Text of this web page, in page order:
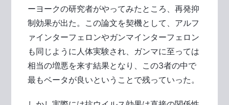
ーヨークの研究者がやってみたところ、再発抑
制効果が出た。この論文を契機として、アルフ
ァインターフェロンやガンマインターフェロン
も同じように人体実験され、ガンマに至っては
相当の増悪を来す結果となり、この3者の中で
最もベータが良いということで残っていった。